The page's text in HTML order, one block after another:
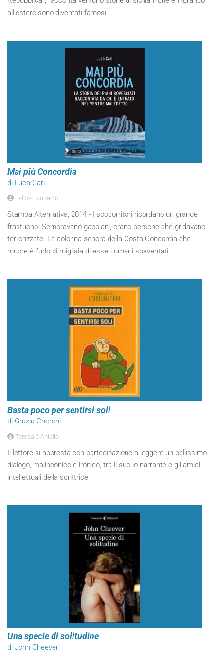
all’estero sono diventati famosi.
Mai più Concordia
di Luca Cari
Felice Laudadio
Stampa Alternativa, 2014 - I soccorritori ricordano un grande
frastuono. Sembravano gabbiani, erano persone che gridavano
terrorizzate. La colonna sonora della Costa Concordia che
muore è l’urlo di migliaia di esseri umani spaventati.
Basta poco per sentirsi soli
di Grazia Cherchi
Teresa D'Aniello
Il lettore si appresta con partecipazione a leggere un bellissimo
dialogo, malinconico e ironico, tra il suo io narrante e gli amici
intellettuali della scrittrice.
Una specie di solitudine
di John Cheever